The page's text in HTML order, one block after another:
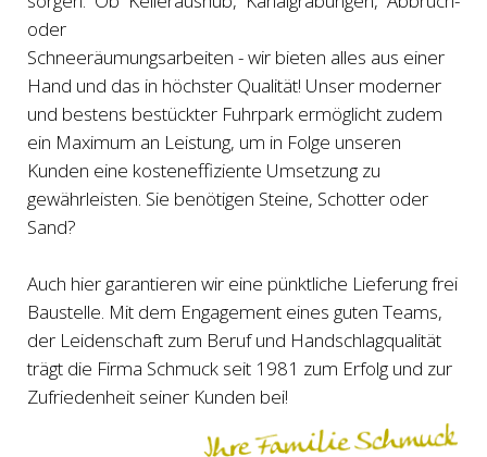
oder
Schneeräumungsarbeiten - wir bieten alles aus einer
Hand und das in höchster Qualität! Unser moderner
und bestens bestückter Fuhrpark ermöglicht zudem
ein Maximum an Leistung, um in Folge unseren
Kunden eine kosteneffiziente Umsetzung zu
gewährleisten. Sie benötigen Steine, Schotter oder
Sand?
Auch hier garantieren wir eine pünktliche Lieferung frei
Baustelle. Mit dem Engagement eines guten Teams,
der Leidenschaft zum Beruf und Handschlagqualität
trägt die Firma Schmuck seit 1981 zum Erfolg und zur
Zufriedenheit seiner Kunden bei!